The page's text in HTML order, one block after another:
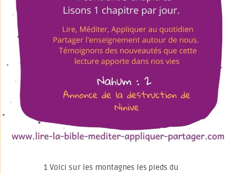
1 Voici sur les montagnes les pieds du